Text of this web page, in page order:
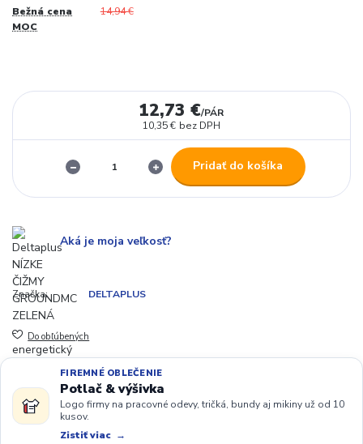
Bežná cena
MOC
14,94 €
12,73 €/PÁR
10,35 € bez DPH
Pridať do košíka
Aká je moja veľkosť?
Značka: DELTAPLUS
Do obľúbených
FIREMNÉ OBLEČENIE
Potlač & výšivka
Logo firmy na pracovné odevy, tričká, bundy aj mikiny už od 10
kusov.
Zistiť viac